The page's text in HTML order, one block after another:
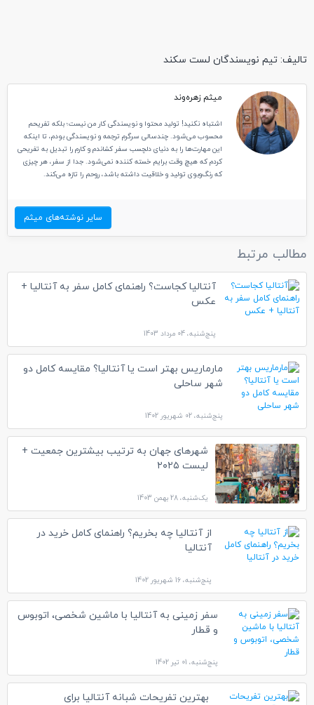
تالیف: تیم نویسندگان لست سکند
میثم زهره‌وند
اشتباه نکنید! تولید محتوا و نویسندگی کار من نیست؛ بلکه تفریحم
محسوب می‌شود. چندسالی سرگرم ترجمه و نویسندگی بودم، تا اینکه
این مهارت‌ها را به دنیای دلچسب سفر کشاندم و کارم را تبدیل به تفریحی
کردم که هیچ وقت برایم خسته کننده نمی‌شود. جدا از سفر، هر چیزی
که رنگ‌وبوی تولید و خلاقیت داشته باشد، روحم را تازه می‌کند.
سایر نوشته‌های میثم
مطالب مرتبط
آنتالیا کجاست؟ راهنمای کامل سفر به آنتالیا +
عکس
پنج‌شنبه، 04 مرداد 1403
مارماریس بهتر است یا آنتالیا؟ مقایسه کامل دو
شهر ساحلی
پنج‌شنبه، 02 شهریور 1402
شهرهای جهان به ترتیب بیشترین جمعیت +
لیست ۲۰۲۵
یک‌شنبه، 28 بهمن 1403
از آنتالیا چه بخریم؟ راهنمای کامل خرید در
آنتالیا
پنج‌شنبه، 16 شهریور 1402
سفر زمینی به آنتالیا با ماشین شخصی، اتوبوس
و قطار
پنج‌شنبه، 01 تیر 1402
بهترین تفریحات شبانه آنتالیا برای